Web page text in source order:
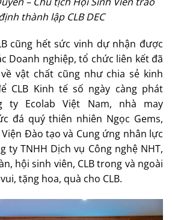
thành lập CLB DEC
cũng hết sức vinh dự nhận được
Doanh nghiệp, tổ chức liên kết đã
vật chất cũng như chia sẻ kinh
CLB Kinh tế số ngày càng phát
ty Ecolab Việt Nam, nhà may
đá quý thiên nhiên Ngọc Gems,
Đào tạo và Cung ứng nhân lực
ty TNHH Dịch vụ Công nghệ NHT,
hội sinh viên, CLB trong và ngoài
tặng hoa, quà cho CLB.